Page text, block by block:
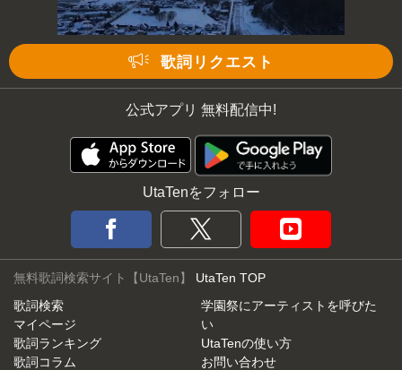
歌詞リクエスト
公式アプリ 無料配信中!
UtaTenをフォロー
無料歌詞検索サイト【UtaTen】 UtaTen TOP
歌詞検索
マイページ
歌詞ランキング
歌詞コラム
学園祭にアーティストを呼びた
い
UtaTenの使い方
お問い合わせ